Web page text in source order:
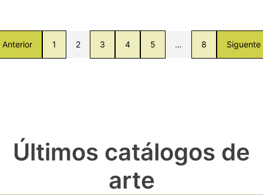
Anterior 1 2 3 4 5 … 8 Siguente
Últimos catálogos de
arte